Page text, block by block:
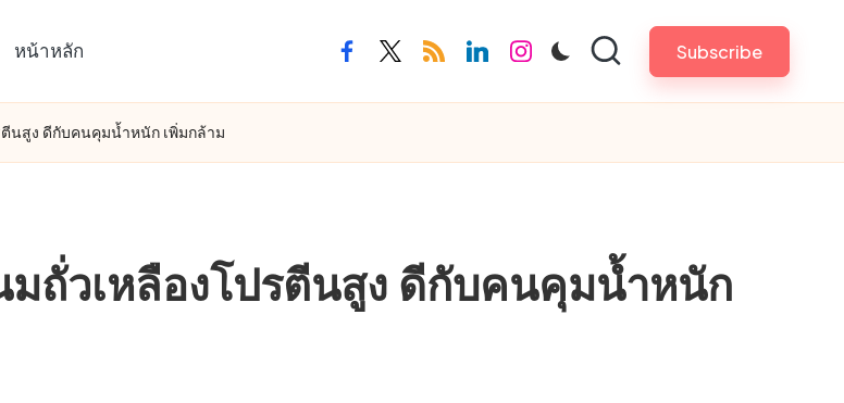
หน้าหลัก facebook.com
twitter.com
rss.comlinkedin.com
instagram.com Subscribe
นสูง ดีกับคนคุมน้ำหนัก เพิ่มกล้าม
ถั่วเหลืองโปรตีนสูง ดีกับคนคุมน้ำหนัก